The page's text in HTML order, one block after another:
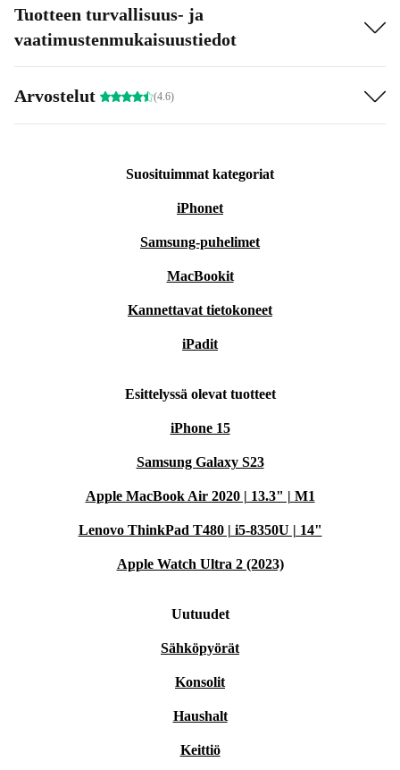
Tuotteen turvallisuus- ja
vaatimustenmukaisuustiedot
Arvostelut (4.6)
Suosituimmat kategoriat
iPhonet
Samsung-puhelimet
MacBookit
Kannettavat tietokoneet
iPadit
Esittelyssä olevat tuotteet
iPhone 15
Samsung Galaxy S23
Apple MacBook Air 2020 | 13.3" | M1
Lenovo ThinkPad T480 | i5-8350U | 14"
Apple Watch Ultra 2 (2023)
Uutuudet
Sähköpyörät
Konsolit
Haushalt
Keittiö